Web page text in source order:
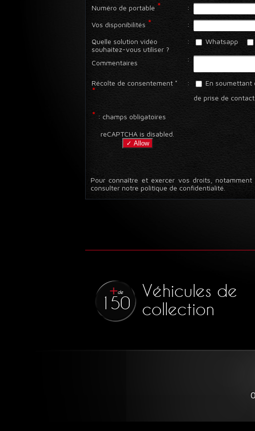
Numéro de portable *
:
Vos disponibilités *
:
Quelle solution vidéo
souhaitez-vous utiliser ?
: Whatsapp
Commentaires :
Récolte de consentement *
*
:
En soumettant
de prise de
* : champs obligatoires
reCAPTCHA is disabled.
✓ Allow
Pour connaître et exercer vos droits,
consulter notre politique de confidentialité.
de
150
Véhicules de
collection